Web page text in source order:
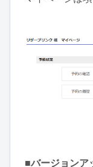
■バージョンア